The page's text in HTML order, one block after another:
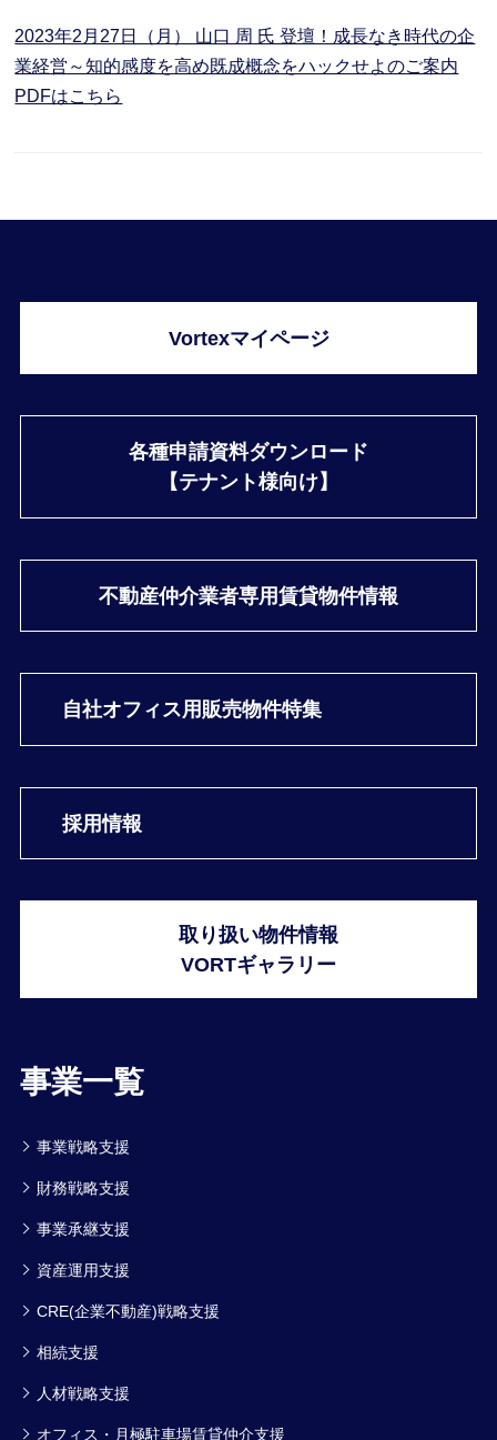
2023年2月27日（月） 山口 周 氏 登壇！成長なき時代の企
業経営～知的感度を高め既成概念をハックせよのご案内
PDFはこちら
Vortexマイページ
各種申請資料ダウンロード
【テナント様向け】
不動産仲介業者専用賃貸物件情報
自社オフィス用販売物件特集
採用情報
事業一覧
事業戦略支援
財務戦略支援
事業承継支援
資産運用支援
CRE(企業不動産)戦略支援
相続支援
人材戦略支援
オフィス・月極駐車場賃貸仲介支援
取り扱い物件情報
VORTギャラリー